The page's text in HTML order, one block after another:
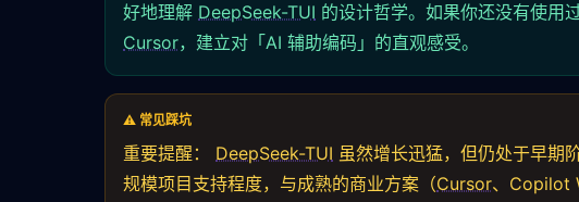
好地理解 DeepSeek-TUI 的设计哲学。如果你还没有使用
Cursor，建立对「AI 辅助编码」的直观感受。
⚠️ 常见踩坑
重要提醒： DeepSeek-TUI 虽然增长迅猛，但仍处于早期
规模项目支持程度，与成熟的商业方案（Cursor、Copilot